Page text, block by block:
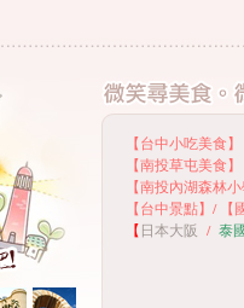
【台中小吃美食】
【南投草屯美食】
【南投內湖森林
【台中景點】 /
【日本大阪 / 泰